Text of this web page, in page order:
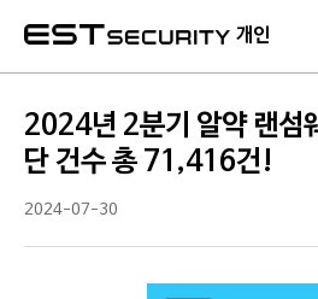
개인
2024년 2분기 알약 랜섬
단 건수 총 71,416건!
2024-07-30